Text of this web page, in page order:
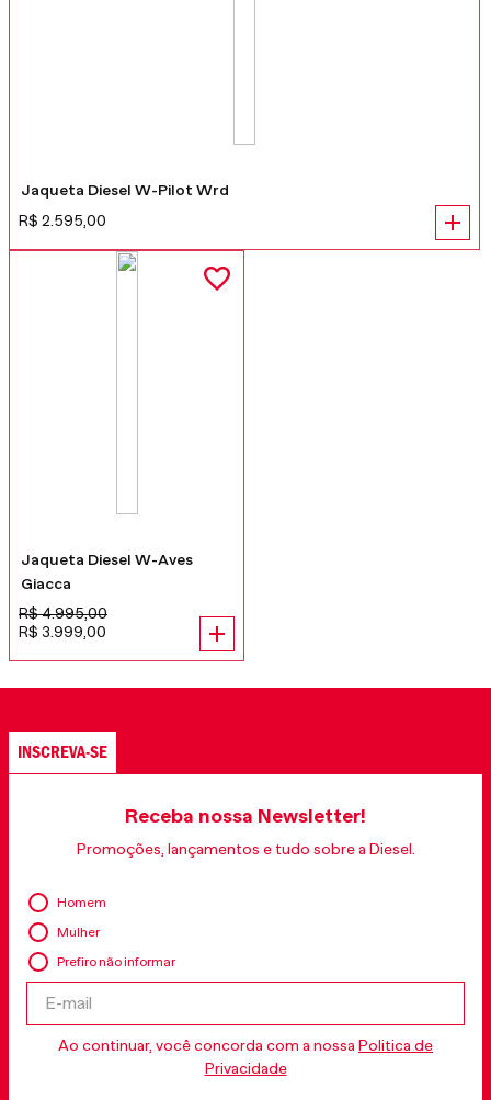
Jaqueta Diesel W-Pilot Wrd
R$ 2 595 00
Jaqueta Diesel W-Aves
Giacca
R$4.995,00
R$ 3 999 00
INSCREVA-SE
Receba nossa Newsletter!
Promoções, lançamentos e tudo sobre a Diesel.
Homem
Mulher
Prefiro não informar
Ao continuar, você concorda com a nossa Politica de
Privacidade